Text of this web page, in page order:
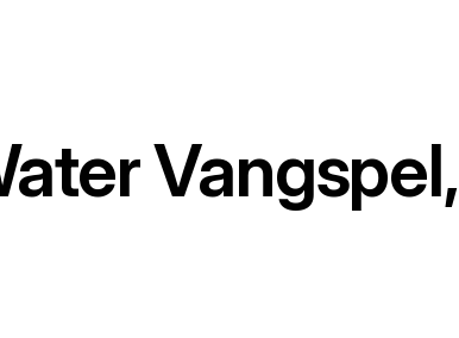
Vangspel,